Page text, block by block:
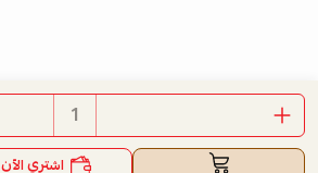
اشتري الآن